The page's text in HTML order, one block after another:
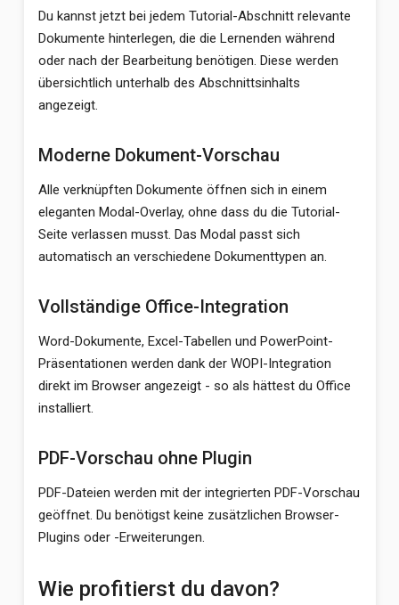
Du kannst jetzt bei jedem Tutorial-Abschnitt relevante
Dokumente hinterlegen, die die Lernenden während
oder nach der Bearbeitung benötigen. Diese werden
übersichtlich unterhalb des Abschnittsinhalts
angezeigt.
Moderne Dokument-Vorschau
Alle verknüpften Dokumente öffnen sich in einem
eleganten Modal-Overlay, ohne dass du die Tutorial-
Seite verlassen musst. Das Modal passt sich
automatisch an verschiedene Dokumenttypen an.
Vollständige Office-Integration
Word-Dokumente, Excel-Tabellen und PowerPoint-
Präsentationen werden dank der WOPI-Integration
direkt im Browser angezeigt - so als hättest du Office
installiert.
PDF-Vorschau ohne Plugin
PDF-Dateien werden mit der integrierten PDF-Vorschau
geöffnet. Du benötigst keine zusätzlichen Browser-
Plugins oder -Erweiterungen.
Wie profitierst du davon?